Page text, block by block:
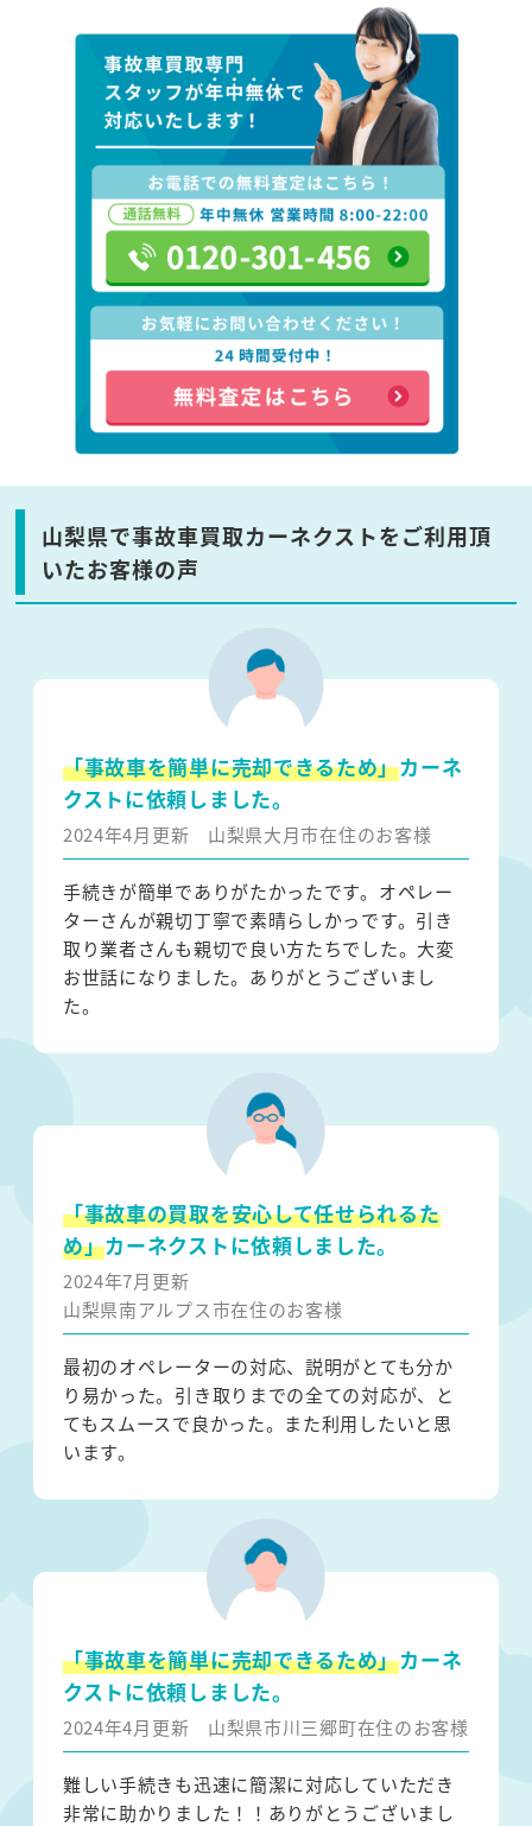
山梨県で事故車買取カーネクストをご利用頂
いたお客様の声
「事故車を簡単に売却できるため」カーネ
クストに依頼しました。
2024年4月更新 山梨県大月市在住のお客様
手続きが簡単でありがたかったです。オペレー
ターさんが親切丁寧で素晴らしかっです。引き
取り業者さんも親切で良い方たちでした。大変
お世話になりました。ありがとうございまし
た。
「事故車の買取を安心して任せられるた
め」カーネクストに依頼しました。
2024年7月更新
山梨県南アルプス市在住のお客様
最初のオペレーターの対応、説明がとても分か
り易かった。引き取りまでの全ての対応が、と
てもスムースで良かった。また利用したいと思
います。
「事故車を簡単に売却できるため」カーネ
クストに依頼しました。
2024年4月更新 山梨県市川三郷町在住のお客様
難しい手続きも迅速に簡潔に対応していただき
非常に助かりました！！ありがとうございまし